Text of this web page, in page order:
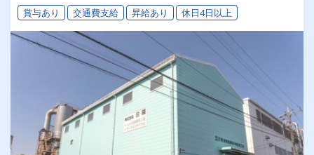
賞与あり 交通費支給 昇給あり 休日4日以上